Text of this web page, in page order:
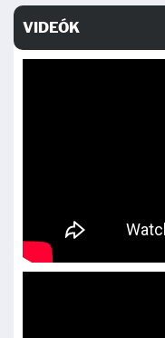
VIDEÓK